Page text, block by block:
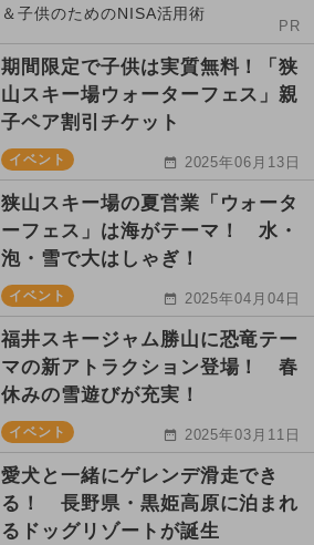
＆子供のためのNISA活用術
PR
期間限定で子供は実質無料！「狭
山スキー場ウォーターフェス」親
子ペア割引チケット
イベント 2025年06月13日
狭山スキー場の夏営業「ウォータ
ーフェス」は海がテーマ！ 水・
泡・雪で大はしゃぎ！
イベント 2025年04月04日
福井スキージャム勝山に恐竜テー
マの新アトラクション登場！ 春
休みの雪遊びが充実！
イベント 2025年03月11日
愛犬と一緒にゲレンデ滑走でき
る！ 長野県・黒姫高原に泊まれ
るドッグリゾートが誕生